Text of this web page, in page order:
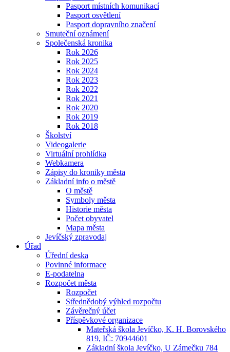
Pasport místních komunikací
Pasport osvětlení
Pasport dopravního značení
Smuteční oznámení
Společenská kronika
Rok 2026
Rok 2025
Rok 2024
Rok 2023
Rok 2022
Rok 2021
Rok 2020
Rok 2019
Rok 2018
Školství
Videogalerie
Virtuální prohlídka
Webkamera
Zápisy do kroniky města
Základní info o městě
O městě
Symboly města
Historie města
Počet obyvatel
Mapa města
Jevíčský zpravodaj
Úřad
Úřední deska
Povinné informace
E-podatelna
Rozpočet města
Rozpočet
Střednědobý výhled rozpočtu
Závěrečný účet
Příspěvkové organizace
Mateřská škola Jevíčko, K. H. Borovského
819, IČ: 70944601
Základní škola Jevíčko, U Zámečku 784